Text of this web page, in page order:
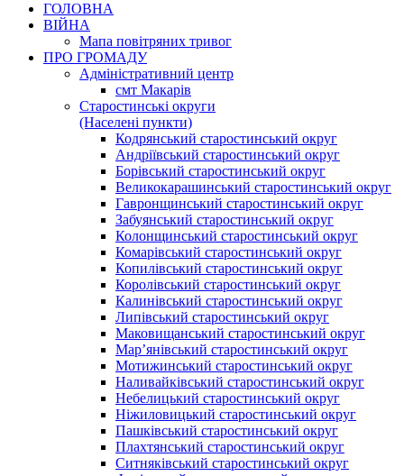
ГОЛОВНА
ВІЙНА
Мапа повітряних тривог
ПРО ГРОМАДУ
Aдміністративний центр
смт Макарів
Старостинські округи
(Населені пункти)
Кодрянський старостинський округ
Андріївський старостинський округ
Борівський старостинський округ
Великокарашинський старостинський округ
Гавронщинський старостинський округ
Забуянський старостинський округ
Колонщинський старостинський округ
Комарівський старостинський округ
Копилівський старостинський округ
Королівський старостинський округ
Калинівський старостинський округ
Липівський старостинський округ
Маковищанський старостинський округ
Мар’янівський старостинський округ
Мотижинський старостинський округ
Наливайківський старостинський округ
Небелицький старостинський округ
Ніжиловицький старостинський округ
Пашківський старостинський округ
Плахтянський старостинський округ
Ситняківський старостинський округ